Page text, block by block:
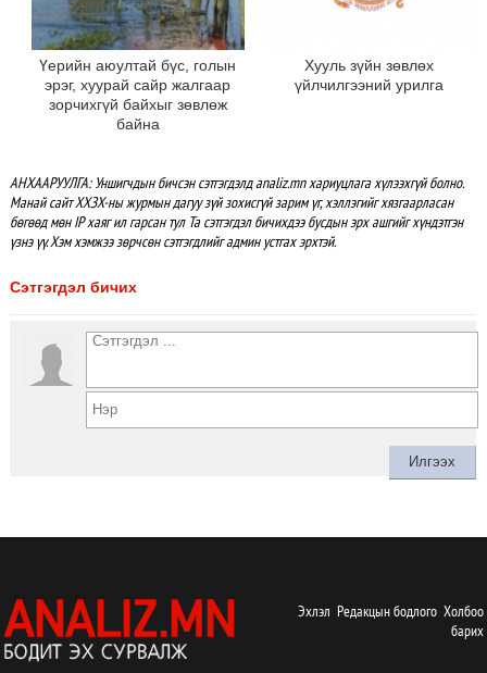
Үерийн аюултай бүс, голын
эрэг, хуурай сайр жалгаар
зорчихгүй байхыг зөвлөж
байна
Хууль зүйн зөвлөх
үйлчилгээний урилга
АНХААРУУЛГА: Уншигчдын бичсэн сэтгэгдэлд analiz.mn хариуцлага хүлээхгүй болно.
Манай сайт ХХЗХ-ны журмын дагуу зүй зохисгүй зарим үг, хэллэгийг хязгаарласан
бөгөөд мөн IP хаяг ил гарсан тул Та сэтгэгдэл бичихдээ бусдын эрх ашгийг хүндэтгэн
үзнэ үү. Хэм хэмжээ зөрчсөн сэтгэгдлийг админ устгах эрхтэй.
Сэтгэгдэл бичих
Эхлэл Редакцын бодлого Холбоо
барих